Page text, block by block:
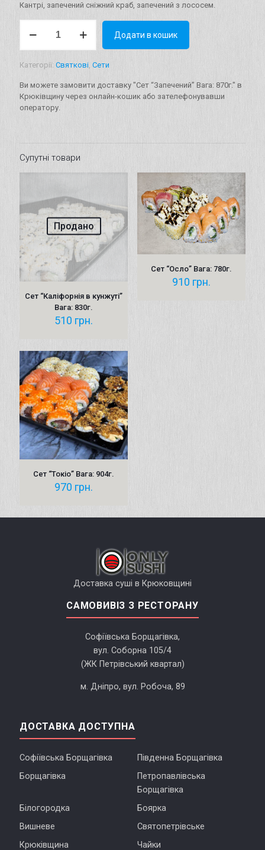
Кантрі, запечений сніжний краб, запечений з лососем.
"Запечений"
кількість
Додати в кошик
Категорії: Святкові, Сети
Ви можете замовити доставку "Сет “Запечений” Вага: 870г." в
Крюківщину через онлайн-кошик або зателефонувавши
оператору.
Супутні товари
Продано
Сет “Каліфорнія в кунжуті”
Вага: 830г.
510 грн.
Сет “Осло” Вага: 780г.
910 грн.
Сет “Токіо” Вага: 904г.
970 грн.
Доставка суші в Крюковщині
САМОВИВІЗ З РЕСТОРАНУ
Софіївська Борщагівка,
вул. Соборна 105/4
(ЖК Петрівський квартал)
м. Дніпро, вул. Робоча, 89
ДОСТАВКА ДОСТУПНА
Софіївська Борщагівка
Південна Борщагівка
Борщагівка
Петропавлівська
Борщагівка
Білогородка
Боярка
Вишневе
Святопетрівське
Крюківщина
Чайки